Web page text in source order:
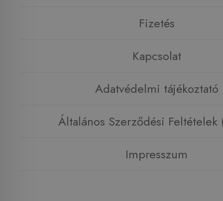
Fizetés
Kapcsolat
Adatvédelmi tájékoztató
Általános Szerződési Feltételek
Impresszum